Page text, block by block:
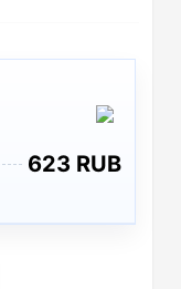
623 RUB